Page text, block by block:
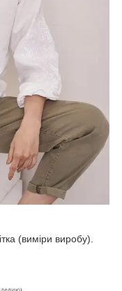
(виміри виробу).